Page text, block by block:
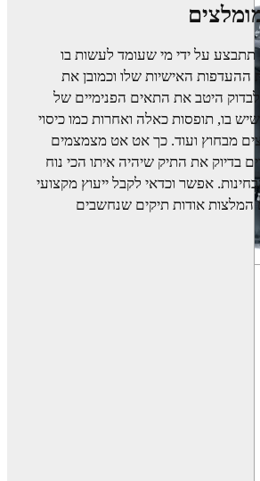
על ידי מי שעומד לעשות בו
האישיות שלו וכמובן את
היטב את התאים הפנימיים של
בו, תופסות כאלה ואחרות כמו כיסוי
מבחוץ ועוד. כך אט אט מצמצמים
בדיוק את התיק שיהיה איתו הכי נוח
אפשר וכדאי לקבל ייעוץ מקצועי
אודות תיקים שנחשבים